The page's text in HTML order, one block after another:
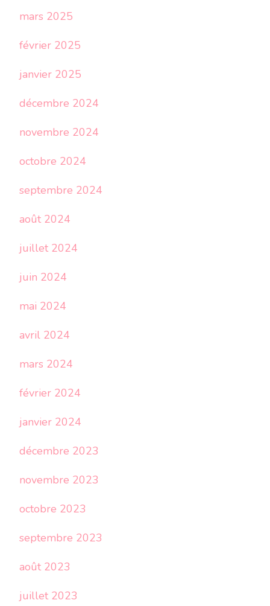
mars 2025
février 2025
janvier 2025
décembre 2024
novembre 2024
octobre 2024
septembre 2024
août 2024
juillet 2024
juin 2024
mai 2024
avril 2024
mars 2024
février 2024
janvier 2024
décembre 2023
novembre 2023
octobre 2023
septembre 2023
août 2023
juillet 2023